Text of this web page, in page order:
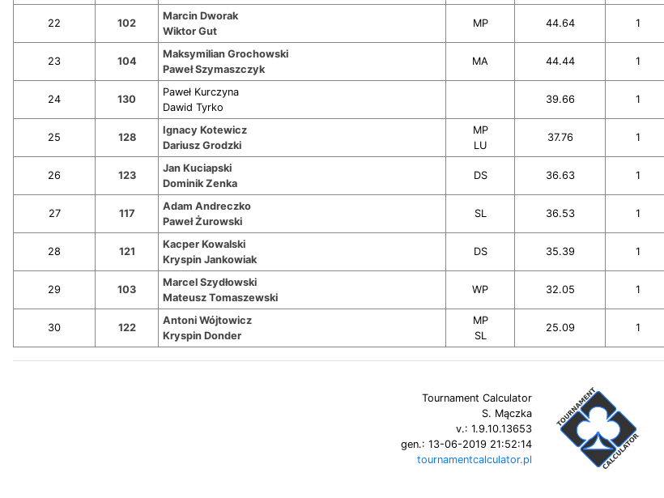
22 102
Marcin Dworak
Wiktor Gut
MP 44.64 1
23 104
Maksymilian Grochowski
Paweł Szymaszczyk
MA 44.44 1
24 130
Paweł Kurczyna
Dawid Tyrko
39.66 1
25 128
Ignacy Kotewicz
Dariusz Grodzki
MP
LU
37.76 1
26 123
Jan Kuciapski
Dominik Zenka
DS 36.63 1
27 117
Adam Andreczko
Paweł Żurowski
SL 36.53 1
28 121
Kacper Kowalski
Kryspin Jankowiak
DS 35.39 1
29 103
Marcel Szydłowski
Mateusz Tomaszewski
WP 32.05 1
30 122
Antoni Wójtowicz
Kryspin Donder
MP
SL
25.09 1
Tournament Calculator
S. Mączka
v.: 1.9.10.13653
gen.: 13-06-2019 21:52:14
tournamentcalculator.pl